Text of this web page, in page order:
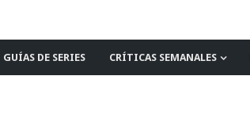
GUÍAS DE SERIES CRÍTICAS SEMANALES